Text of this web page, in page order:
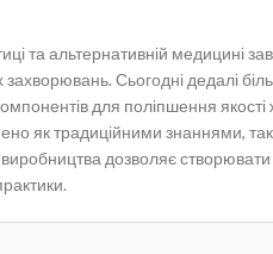
та альтернативній медицині
захворювань. Сьогодні дедалі
для поліпшення якості
як традиційними знаннями,
дозволяє створювати